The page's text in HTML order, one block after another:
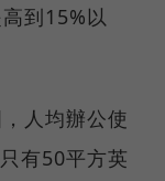
到15%以
人均辦公使
有50平方英